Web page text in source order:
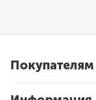
Покупателям